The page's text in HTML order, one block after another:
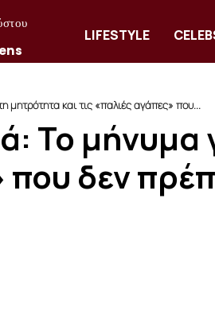
LIFESTYLE
μητρότητα και τις «παλιές αγάπες» που...
Το μήνυμα
δεν